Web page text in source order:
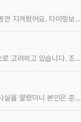
안 지켜봤어요. 타이밍보…
로 고려하고 있습니다. 조…
실을 알렸더니 본인은 준…